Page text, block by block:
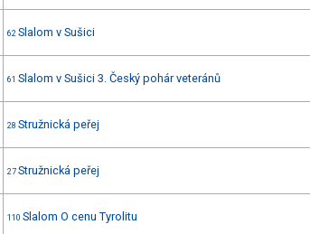
62 Slalom v Sušici
61 Slalom v Sušici 3. Český pohár veteránů
28 Stružnická peřej
27 Stružnická peřej
110 Slalom O cenu Tyrolitu